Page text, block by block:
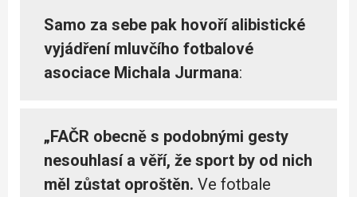
Samo za sebe pak hovoří alibistické
vyjádření mluvčího fotbalové
asociace Michala Jurmana:
„FAČR obecně s podobnými gesty
nesouhlasí a věří, že sport by od nich
měl zůstat oproštěn. Ve fotbale